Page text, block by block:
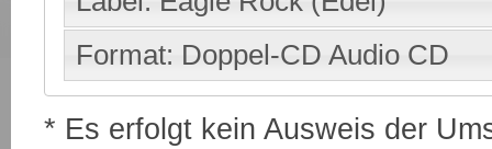
Format: Doppel-CD Audio CD
* Es erfolgt kein Ausweis der